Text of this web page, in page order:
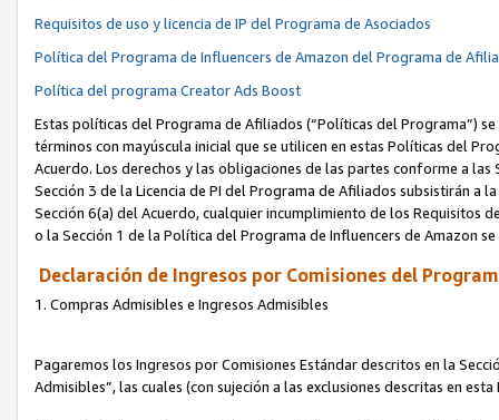
Requisitos de uso y licencia de IP del Programa de Asociados
Política del Programa de Influencers de Amazon del Programa de
Política del programa Creator Ads Boost
Estas políticas del Programa de Afiliados (“Políticas del Programa”)
términos con mayúscula inicial que se utilicen en estas Políticas del
Acuerdo. Los derechos y las obligaciones de las partes conforme a
Sección 3 de la Licencia de PI del Programa de Afiliados subsistirán
Sección 6(a) del Acuerdo, cualquier incumplimiento de los Requisitos
o la Sección 1 de la Política del Programa de Influencers de Amazon
Declaración de Ingresos por Comisiones del
1. Compras Admisibles e Ingresos Admisibles
Pagaremos los Ingresos por Comisiones Estándar descritos en la
Admisibles”, las cuales (con sujeción a las exclusiones descritas en